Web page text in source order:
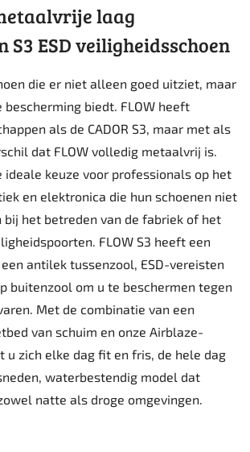
laag
S3 ESD veiligheidsschoen
die er niet alleen goed uitziet, maar
biedt. FLOW heeft
als de CADOR S3, maar met als
dat FLOW volledig metaalvrij is.
ideale keuze voor professionals op het
en elektronica die hun schoenen niet
het betreden van de fabriek of het
FLOW S3 heeft een
antilek tussenzool, ESD-vereisten
buitenzool om u te beschermen tegen
Met de combinatie van een
van schuim en onze Airblaze-
u zich elke dag fit en fris, de hele dag
waterbestendig model dat
natte als droge omgevingen.